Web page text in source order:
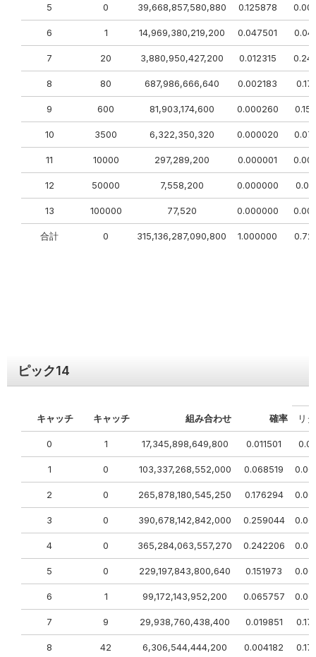
5 0 39,668,857,580,880 0.125878
6 1 14,969,380,219,200 0.047501
7 20 3,880,950,427,200 0.012315
8 80 687,986,666,640 0.002183
9 600 81,903,174,600 0.000260
10 3500 6,322,350,320 0.000020
11 10000 297,289,200 0.000001
12 50000 7,558,200 0.000000
13 100000 77,520 0.000000
合計 0 315,136,287,090,800 1.000000
ピック14
キャッチ キャッチ 組み合わせ 確率 リ
0 1 17,345,898,649,800 0.011501
1 0 103,337,268,552,000 0.068519
2 0 265,878,180,545,250 0.176294
3 0 390,678,142,842,000 0.259044
4 0 365,284,063,557,270 0.242206
5 0 229,197,843,800,640 0.151973
6 1 99,172,143,952,200 0.065757
7 9 29,938,760,438,400 0.019851
8 42 6,306,544,444,200 0.004182